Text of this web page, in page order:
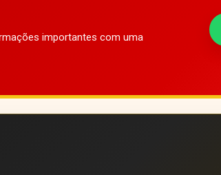
importantes com uma